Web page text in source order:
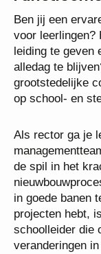
Ben jij een
voor leerlingen?
leiding te geven
van alledag te
in een
Als rector ga je
de spil in het
proces in goede
dergelijke
schoolleider die